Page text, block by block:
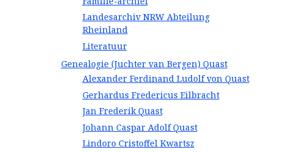
Landesarchiv NRW Abteilung
Rheinland
Literatuur
Genealogie (Juchter van Bergen) Quast
Alexander Ferdinand Ludolf von Quast
Gerhardus Fredericus Eilbracht
Jan Frederik Quast
Johann Caspar Adolf Quast
Lindoro Cristoffel Kwartsz